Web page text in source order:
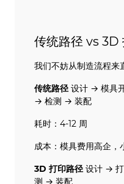
传统路径 vs 3D
我们不妨从制造流程来
传统路径设计 → 模具
→ 检测 → 装配
耗时：4-12 周
成本：模具费用高企，
3D 打印路径设计 → 打
测 → 装配